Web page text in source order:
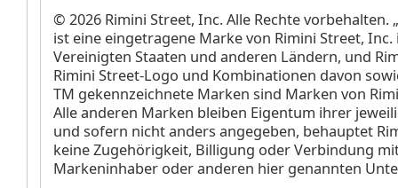
© 2026 Rimini Street, Inc. Alle Rechte vorbehalten.
ist eine eingetragene Marke von Rimini Street, Inc.
Vereinigten Staaten und anderen Ländern, und
Rimini Street-Logo und Kombinationen davon
TM gekennzeichnete Marken sind Marken von
Alle anderen Marken bleiben Eigentum ihrer
und sofern nicht anders angegeben, behauptet
keine Zugehörigkeit, Billigung oder Verbindung
Markeninhaber oder anderen hier genannten